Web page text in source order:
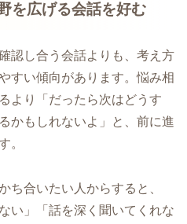
を広げる会話を好む
認し合う会話よりも、考え方
すい傾向があります。悩み相
より「だったら次はどうす
かもしれないよ」と、前に進
。
ち合いたい人からすると、
い」「話を深く聞いてくれな